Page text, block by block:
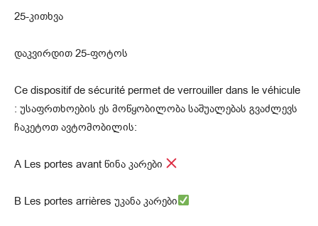
25-კითხვა
დაკვირდით 25-ფოტოს
Ce dispositif de sécurité permet de verrouiller dans le véhicule
: უსაფრთხოების ეს მოწყობილობა საშუალებას გვაძლევს
ჩაკეტოთ ავტომობილის:
A Les portes avant წინა კარები
B Les portes arrières უკანა კარები